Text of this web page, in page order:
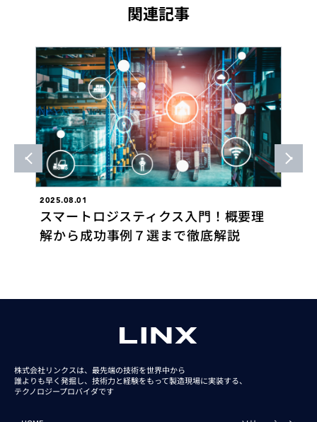
関連記事
2025.08.01
スマートロジスティクス入門！概要理
解から成功事例７選まで徹底解説
株式会社リンクスは、最先端の技術を世界中から
誰よりも早く発掘し、技術力と経験をもって製造現場に実装する、
テクノロジープロバイダです